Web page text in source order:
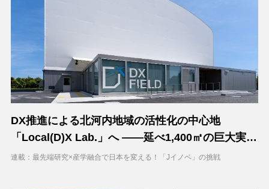
DX推進による北河内地域の活性化の中心地
「Local(D)X Lab.」へ ――延べ1,400㎡の巨大実証
空間で地域DXに挑む 大阪工業大学 DXフィールド
連載：最先端研究×産学融合で日本を変える！「Jイノベ」の挑戦